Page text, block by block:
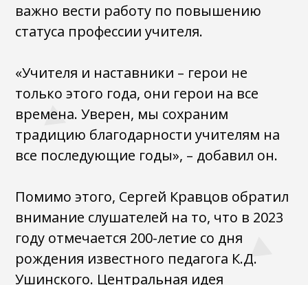
важно вести работу по повышению
статуса профессии учителя.
«Учителя и наставники – герои не
только этого года, они герои на все
времена. Уверен, мы сохраним
традицию благодарности учителям на
все последующие годы», – добавил он.
Помимо этого, Сергей Кравцов обратил
внимание слушателей на то, что в 2023
году отмечается 200-летие со дня
рождения известного педагога К.Д.
Ушинского. Центральная идея